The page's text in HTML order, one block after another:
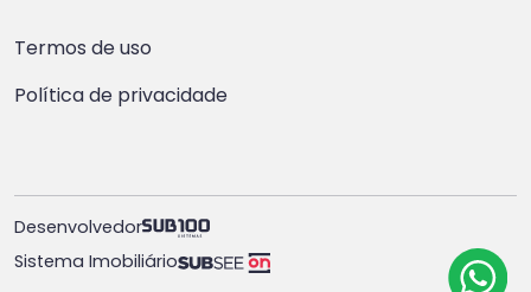
Termos de uso
Política de privacidade
Desenvolvedor
Sistema Imobiliário